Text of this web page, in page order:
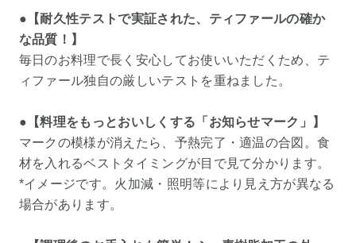
●【耐久性テストで実証された、ティファールの確か
な品質！】
毎日のお料理で長く安心してお使いいただくため、テ
ィファール独自の厳しいテストを重ねました。
●【料理をもっとおいしくする「お知らせマーク」】
マークの模様が消えたら、予熱完了・適温の合図。食
材を入れるベストタイミングが目で見て分かります。
*イメージです。火加減・照明等により見え方が異なる
場合があります。